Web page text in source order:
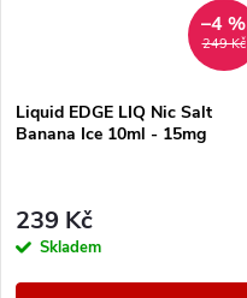
249 Kč
–4 %
Liquid EDGE LIQ Nic Salt
Banana Ice 10ml - 15mg
239 Kč
Skladem